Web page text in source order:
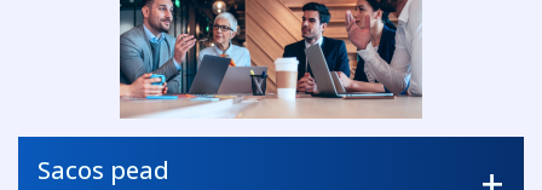
Sacos pead